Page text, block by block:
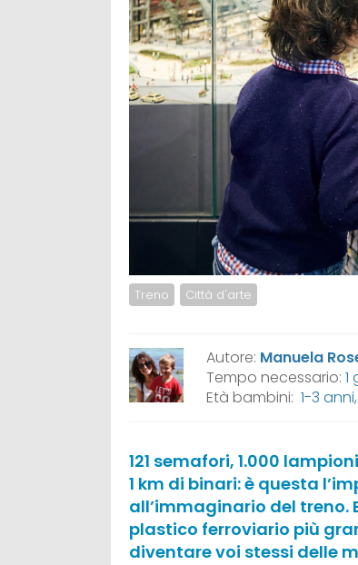
Treno Città d'arte
Autore: Manuela
Tempo necessario: 1
Età bambini: 1-3 anni,
121 semafori, 1.000
1 km di binari: è questa
all’immaginario del treno.
plastico ferroviario più
diventare voi stessi delle